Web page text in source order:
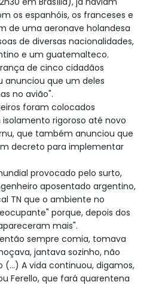
os espanhóis, os franceses e
de uma aeronave holandesa
de diversas nacionalidades,
e um guatemalteco.
de cinco cidadãos
anunciou que um deles
no avião".
foram colocados
rigoroso até novo
que também anunciou que
decreto para implementar
provocado pelo surto,
aposentado argentino,
TN que o ambiente no
porque, depois dos
mais".
sempre comia, tomava
jantava sozinho, não
A vida continuou, digamos,
Ferello, que fará quarentena